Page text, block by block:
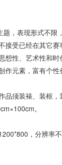
题，表现形式不限
接受已经在其它
想性、艺术性和
元素，富有个性
品须装裱、装框
。
，分辨率不